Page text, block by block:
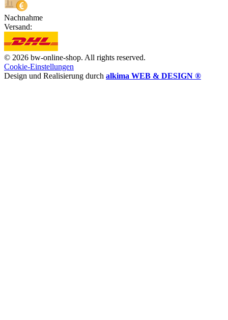
Nachnahme
Versand:
© 2026 bw-online-shop. All rights reserved.
Cookie-Einstellungen
Design und Realisierung durch alkima WEB & DESIGN ®